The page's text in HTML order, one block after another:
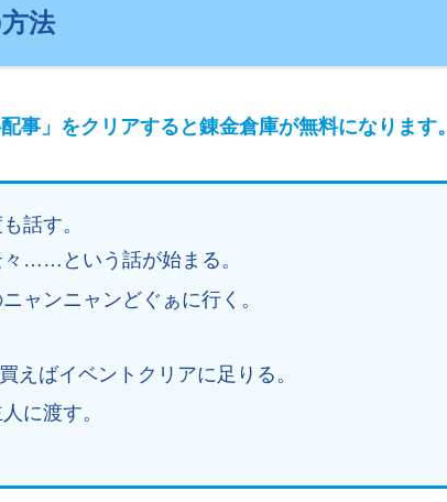
法
事」をクリアすると錬金倉庫が無料になります。
話す。
……という話が始まる。
ャンニャンどぐぁに行く。
えばイベントクリアに足りる。
に渡す。